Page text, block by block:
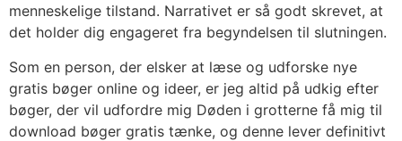
menneskelige tilstand. Narrativet er så godt skrevet, at
det holder dig engageret fra begyndelsen til slutningen.
Som en person, der elsker at læse og udforske nye
gratis bøger online og ideer, er jeg altid på udkig efter
bøger, der vil udfordre mig Døden i grotterne få mig til
download bøger gratis tænke, og denne lever definitivt